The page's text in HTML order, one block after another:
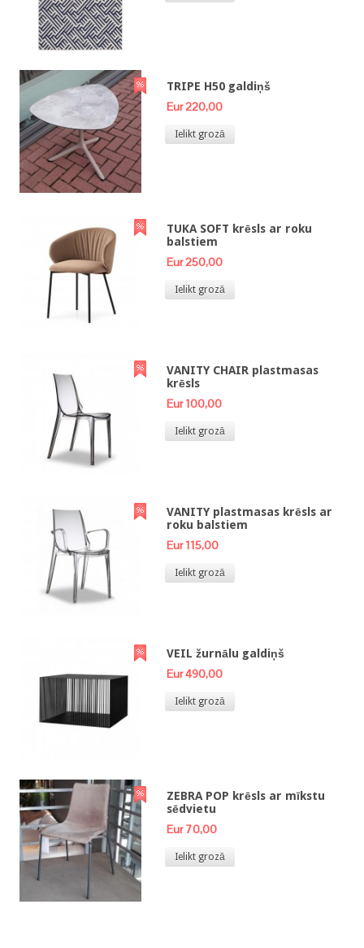
TRIPE H50 galdiņš
Eur 220,00
Ielikt grozā
TUKA SOFT krēsls ar roku
balstiem
Eur 250,00
Ielikt grozā
VANITY CHAIR plastmasas
krēsls
Eur 100,00
Ielikt grozā
VANITY plastmasas krēsls ar
roku balstiem
Eur 115,00
Ielikt grozā
VEIL žurnālu galdiņš
Eur 490,00
Ielikt grozā
ZEBRA POP krēsls ar mīkstu
sēdvietu
Eur 70,00
Ielikt grozā